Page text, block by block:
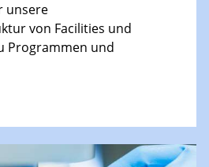
unsere
von Facilities und
Programmen und